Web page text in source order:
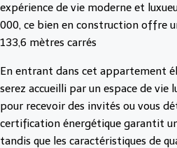
expérience de vie moderne et
000, ce bien en construction offre
133,6 mètres carrés
En entrant dans cet appartement
serez accueilli par un espace de vie
pour recevoir des invités ou vous
certification énergétique garantit
tandis que les caractéristiques de